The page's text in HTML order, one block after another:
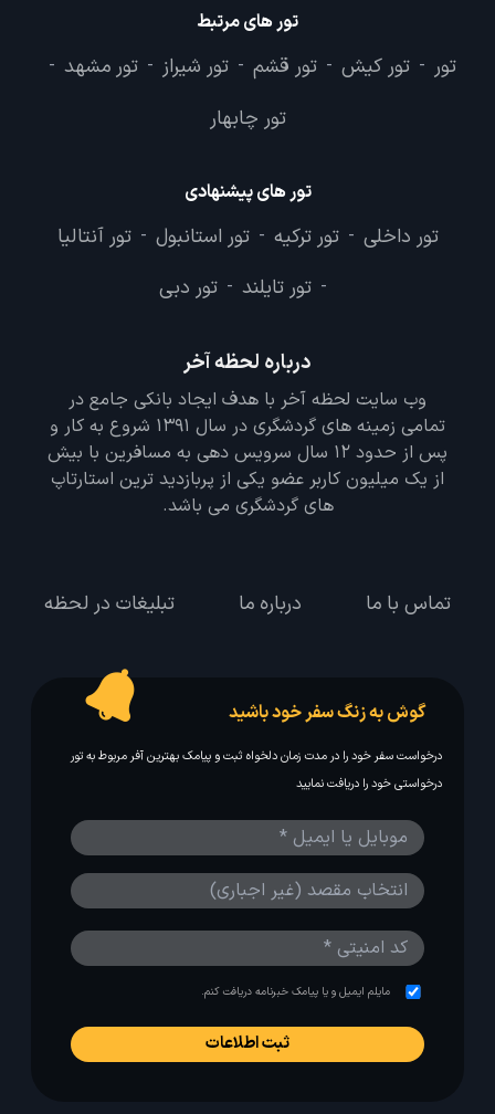
تور های مرتبط
تور - تور کیش - تور قشم - تور شیراز - تور مشهد -
تور چابهار
تور های پیشنهادی
تور داخلی - تور ترکیه - تور استانبول - تور آنتالیا
- تور تایلند - تور دبی
درباره لحظه آخر
وب سایت لحظه آخر با هدف ایجاد بانکی جامع در
تمامی زمینه های گردشگری در سال 1391 شروع به کار و
پس از حدود 12 سال سرویس دهی به مسافرین با بیش
از یک میلیون کاربر عضو یکی از پربازدید ترین استارتاپ
های گردشگری می باشد.
تماس با ما درباره ما تبلیغات در لحظه
گوش به زنگ سفر خود باشید
درخواست سفر خود را در مدت زمان دلخواه ثبت و پیامک بهترین آفر مربوط به تور
درخواستی خود را دریافت نمایید
مایلم ایمیل و یا پیامک خبرنامه دریافت کنم.